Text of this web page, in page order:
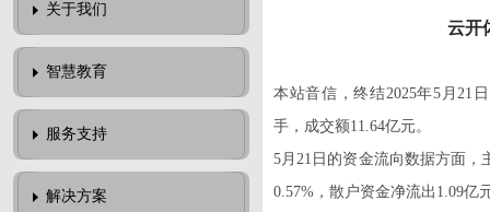
关于我们
智慧教育
服务支持
解决方案
云开
本站音信，终结2025年5月21
手，成交额11.64亿元。
5月21日的资金流向数据方面，
0.57%，散户资金净流出1.09亿